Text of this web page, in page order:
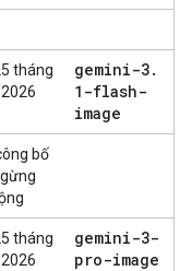
tháng
gemini-3.
1-flash-
image
bố
tháng
gemini-3-
pro-image